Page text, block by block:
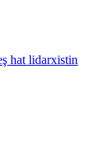
hat lidarxistin